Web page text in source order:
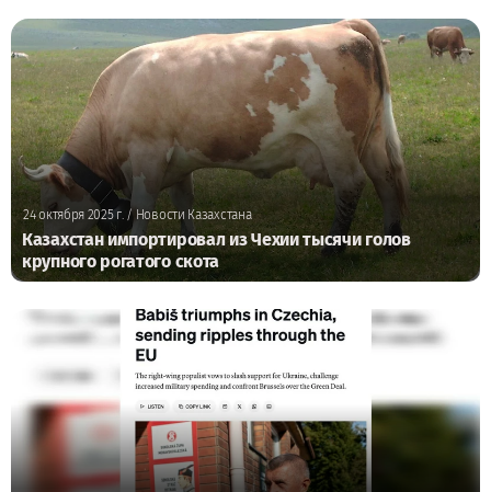
24 октября 2025 г./ Новости Казахстана
Казахстан импортировал из Чехии тысячи голов
крупного рогатого скота